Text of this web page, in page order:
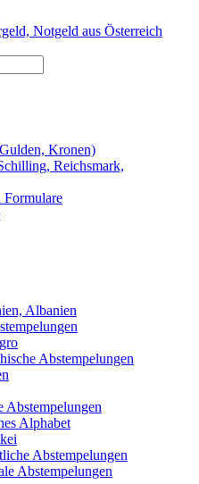
Kronen)
Reichsmark,
Formulare
Albanien
Abstempelungen
Abstempelungen
Alphabet
Abstempelungen
Abstempelungen